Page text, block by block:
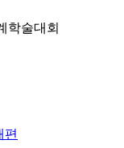
학술대회
편